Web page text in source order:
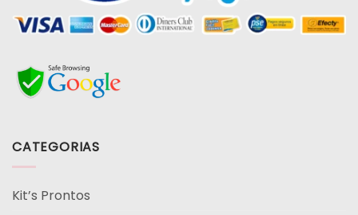
CATEGORIAS
Kit’s Prontos